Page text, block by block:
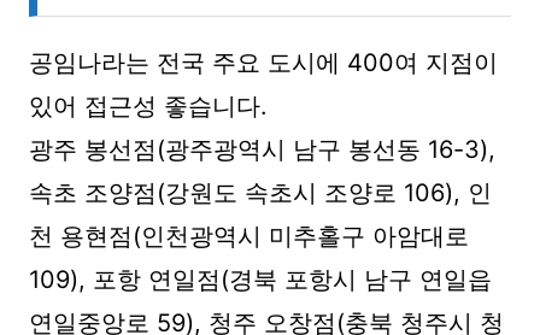
공임나라는 전국 주요 도시에 400여 지점이
있어 접근성 좋습니다.
광주 봉선점(광주광역시 남구 봉선동 16-3),
속초 조양점(강원도 속초시 조양로 106), 인
천 용현점(인천광역시 미추홀구 아암대로
109), 포항 연일점(경북 포항시 남구 연일읍
연일중앙로 59), 청주 오창점(충북 청주시 청